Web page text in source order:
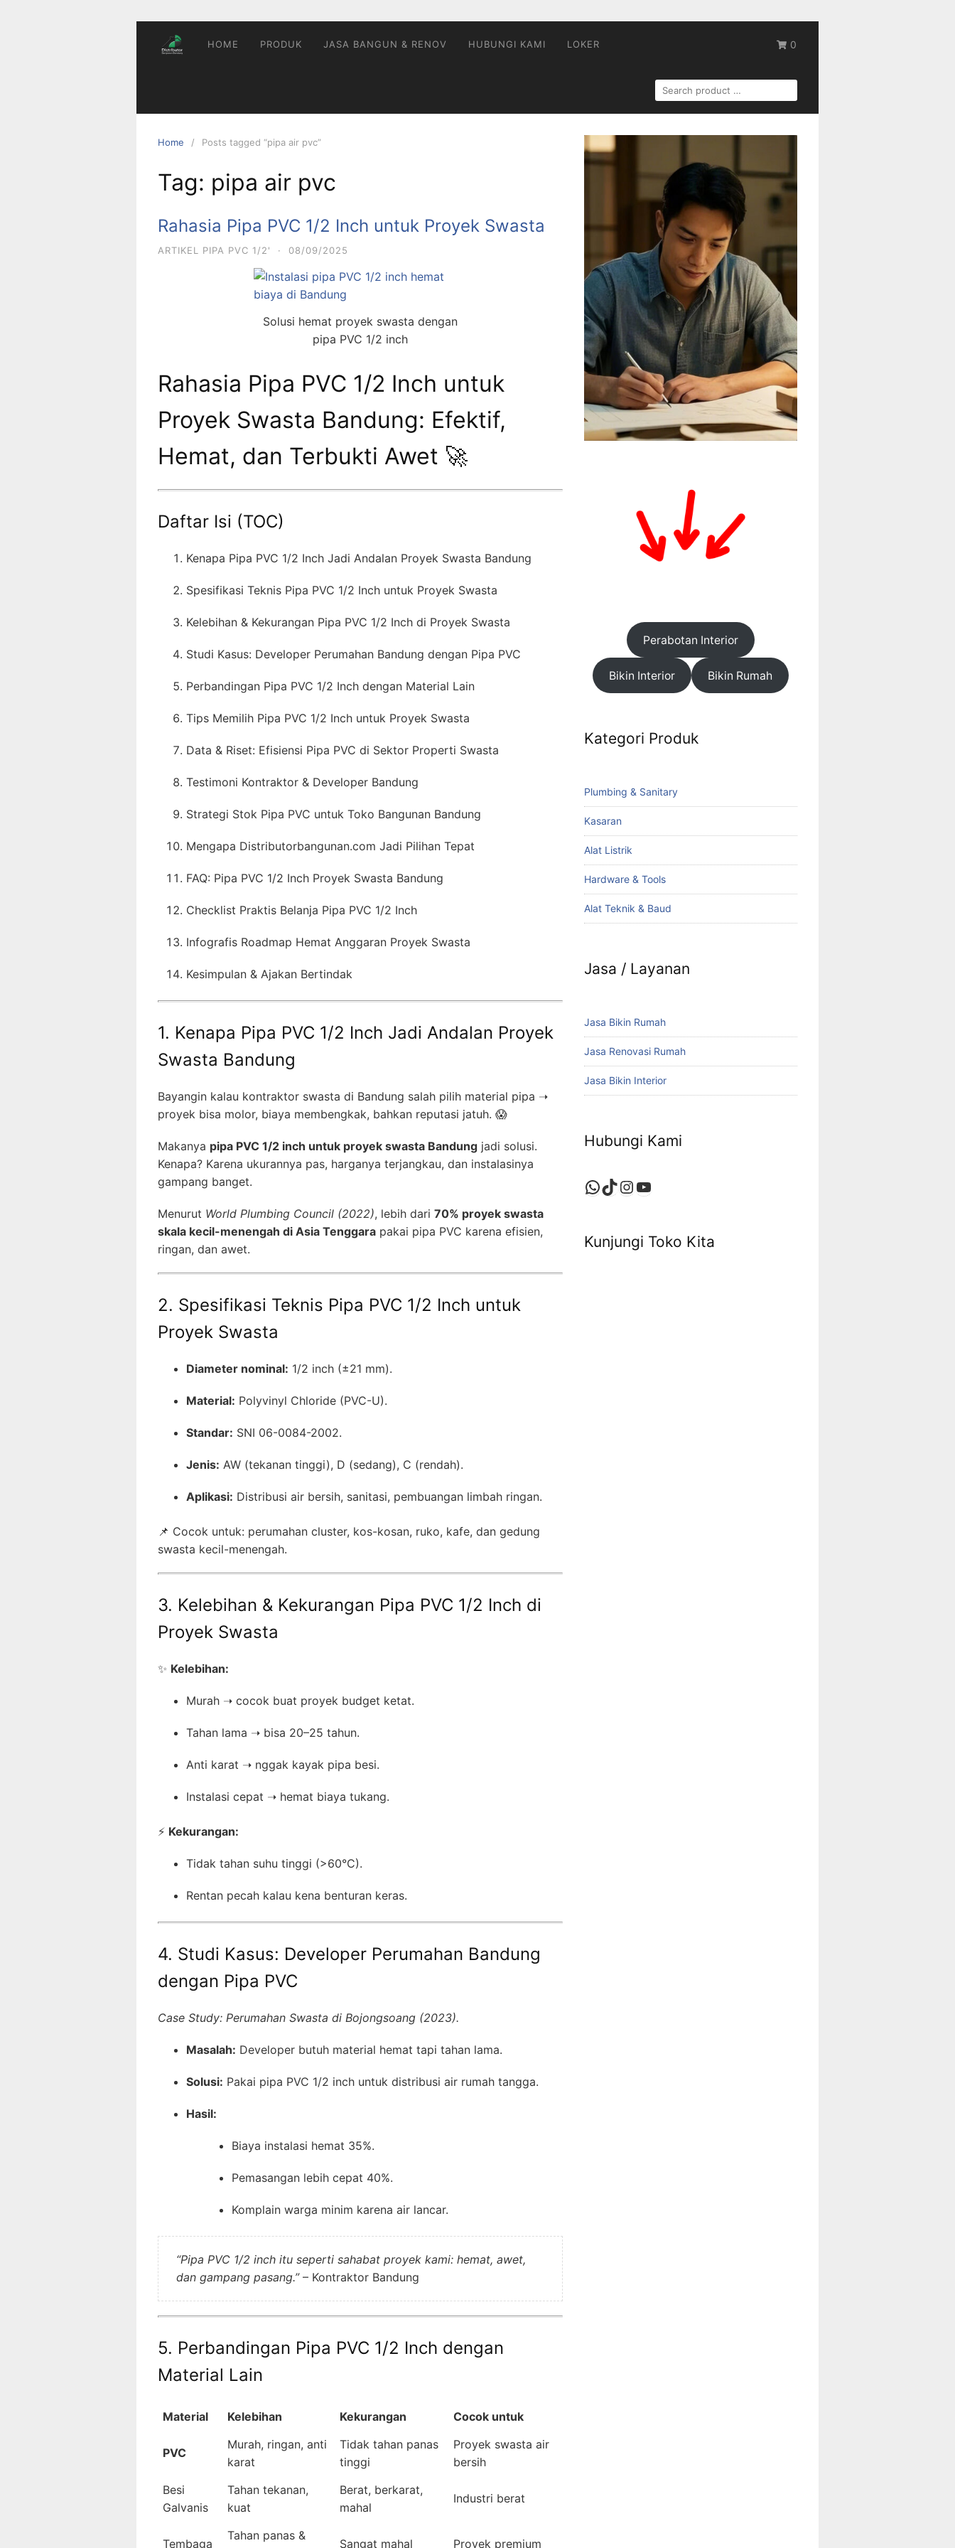
0
HOME PRODUK JASA BANGUN & RENOV HUBUNGI KAMI LOKER
SEARCH
FOR:
Home Posts tagged “pipa air pvc”
Tag: pipa air pvc
Rahasia Pipa PVC 1/2 Inch untuk Proyek Swasta
ARTIKEL PIPA PVC 1/2' · 08/09/2025
Solusi hemat proyek swasta dengan
pipa PVC 1/2 inch
Rahasia Pipa PVC 1/2 Inch untuk
Proyek Swasta Bandung: Efektif,
Hemat, dan Terbukti Awet 🚀
Daftar Isi (TOC)
Kenapa Pipa PVC 1/2 Inch Jadi Andalan Proyek Swasta Bandung
Spesifikasi Teknis Pipa PVC 1/2 Inch untuk Proyek Swasta
Kelebihan & Kekurangan Pipa PVC 1/2 Inch di Proyek Swasta
Studi Kasus: Developer Perumahan Bandung dengan Pipa PVC
Perbandingan Pipa PVC 1/2 Inch dengan Material Lain
Tips Memilih Pipa PVC 1/2 Inch untuk Proyek Swasta
Data & Riset: Efisiensi Pipa PVC di Sektor Properti Swasta
Testimoni Kontraktor & Developer Bandung
Strategi Stok Pipa PVC untuk Toko Bangunan Bandung
Mengapa Distributorbangunan.com Jadi Pilihan Tepat
FAQ: Pipa PVC 1/2 Inch Proyek Swasta Bandung
Checklist Praktis Belanja Pipa PVC 1/2 Inch
Infografis Roadmap Hemat Anggaran Proyek Swasta
Kesimpulan & Ajakan Bertindak
1. Kenapa Pipa PVC 1/2 Inch Jadi Andalan Proyek
Swasta Bandung
Bayangin kalau kontraktor swasta di Bandung salah pilih material pipa ➝
proyek bisa molor, biaya membengkak, bahkan reputasi jatuh. 😱
Makanya pipa PVC 1/2 inch untuk proyek swasta Bandung jadi solusi.
Kenapa? Karena ukurannya pas, harganya terjangkau, dan instalasinya
gampang banget.
Menurut World Plumbing Council (2022), lebih dari 70% proyek swasta
skala kecil-menengah di Asia Tenggara pakai pipa PVC karena efisien,
ringan, dan awet.
2. Spesifikasi Teknis Pipa PVC 1/2 Inch untuk
Proyek Swasta
Diameter nominal: 1/2 inch (±21 mm).
Material: Polyvinyl Chloride (PVC-U).
Standar: SNI 06-0084-2002.
Jenis: AW (tekanan tinggi), D (sedang), C (rendah).
Aplikasi: Distribusi air bersih, sanitasi, pembuangan limbah ringan.
📌 Cocok untuk: perumahan cluster, kos-kosan, ruko, kafe, dan gedung
swasta kecil-menengah.
3. Kelebihan & Kekurangan Pipa PVC 1/2 Inch di
Proyek Swasta
✨ Kelebihan:
Murah ➝ cocok buat proyek budget ketat.
Tahan lama ➝ bisa 20–25 tahun.
Anti karat ➝ nggak kayak pipa besi.
Instalasi cepat ➝ hemat biaya tukang.
⚡ Kekurangan:
Tidak tahan suhu tinggi (>60°C).
Rentan pecah kalau kena benturan keras.
4. Studi Kasus: Developer Perumahan Bandung
dengan Pipa PVC
Case Study: Perumahan Swasta di Bojongsoang (2023).
Masalah: Developer butuh material hemat tapi tahan lama.
Solusi: Pakai pipa PVC 1/2 inch untuk distribusi air rumah tangga.
Hasil:
Biaya instalasi hemat 35%.
Pemasangan lebih cepat 40%.
Komplain warga minim karena air lancar.
“Pipa PVC 1/2 inch itu seperti sahabat proyek kami: hemat, awet,
dan gampang pasang.”– Kontraktor Bandung
5. Perbandingan Pipa PVC 1/2 Inch dengan
Material Lain
Material Kelebihan Kekurangan Cocok untuk
PVC
Murah, ringan, anti
karat
Tidak tahan panas
tinggi
Proyek swasta air
bersih
Besi
Galvanis
Tahan tekanan,
kuat
Berat, berkarat,
mahal
Industri berat
Tembaga
Tahan panas &
Sangat mahal Proyek premium
Perabotan Interior
Bikin Interior Bikin Rumah
Kategori Produk
Plumbing & Sanitary
Kasaran
Alat Listrik
Hardware & Tools
Alat Teknik & Baud
Jasa / Layanan
Jasa Bikin Rumah
Jasa Renovasi Rumah
Jasa Bikin Interior
Hubungi Kami
WhatsApp
TikTok
Instagram
YouTube
Kunjungi Toko Kita